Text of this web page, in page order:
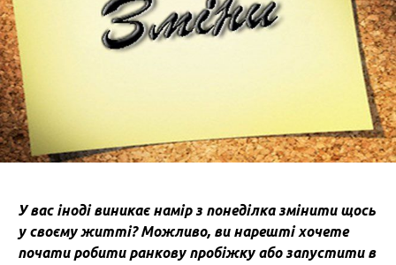
У вас іноді виникає намір з понеділка змінити щось
у своєму житті? Можливо, ви нарешті хочете
почати робити ранкову пробіжку або запустити в